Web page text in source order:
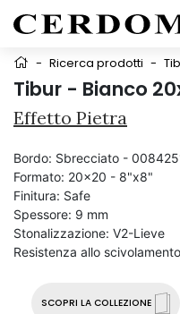
- Ricerca prodotti -
Tibur - Bianco
Effetto Pietra
SCOPRI LA COLLEZIONE
Bordo: Sbrecciato -
Formato: 20x20 - 8"x8"
Finitura: Safe
Spessore: 9 mm
Stonalizzazione: V2-Lieve
Resistenza allo